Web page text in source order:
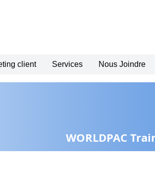
client Services Nous Joindre
WORLDPAC